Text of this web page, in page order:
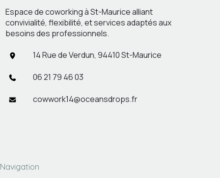
Espace de coworking à St-Maurice alliant
convivialité, flexibilité, et services adaptés aux
besoins des professionnels.
14 Rue de Verdun, 94410 St-Maurice
06 21 79 46 03
cowwork14@oceansdrops.fr
Navigation